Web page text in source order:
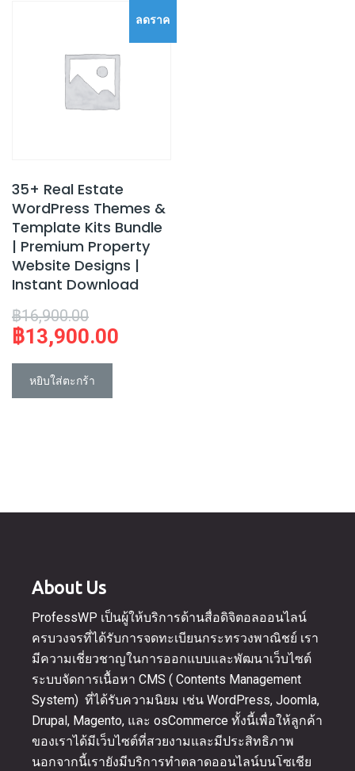
ลดราค
35+ Real Estate
WordPress Themes &
Template Kits Bundle
| Premium Property
Website Designs |
Instant Download
฿16,900.00
price
฿13,900.00
หยิบใส่ตะกร้า
About Us
ProfessWP เป็นผู้ให้บริการด้านสื่อดิจิตอลออนไลน์
ครบวงจรที่ได้รับการจดทะเบียนกระทรวงพาณิชย์ เรา
มีความเชี่ยวชาญในการออกแบบและพัฒนาเว็บไซต์
ระบบจัดการเนื้อหา CMS ( Contents Management
System) ที่ได้รับความนิยม เช่น WordPress, Joomla,
Drupal, Magento, และ osCommerce ทั้งนี้เพื่อให้ลูกค้า
ของเราได้มีเว็บไซต์ที่สวยงามและมีประสิทธิภาพ
นอกจากนี้เรายังมีบริการทำตลาดออนไลน์บนโซเชีย